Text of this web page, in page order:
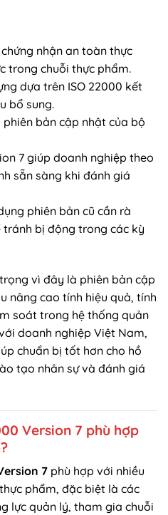
nhận an toàn thực
trong chuỗi thực phẩm.
dựa trên ISO 22000 kết
bổ sung.
phiên bản cập nhật của bộ
7 giúp doanh nghiệp theo
sẵn sàng khi đánh giá
phiên bản cũ cần rà
bị động trong các kỳ
vì đây là phiên bản cập
nâng cao tính hiệu quả, tính
soát trong hệ thống quản
doanh nghiệp Việt Nam,
chuẩn bị tốt hơn cho hồ
tạo nhân sự và đánh giá
Version 7 phù hợp
7 phù hợp với nhiều
phẩm, đặc biệt là các
lực quản lý, tham gia chuỗi